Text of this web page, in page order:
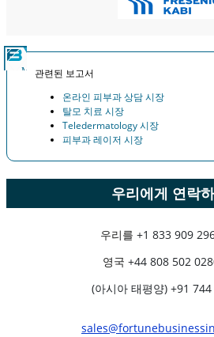
관련된 보고서
온라인 피부과 상담 시장
탈모 치료 시장
Teledermatology 시장
피부과 레이저 시장
우리에게 연락
우리를 +1 833 909
영국 +44 808 502
(아시아 태평양) +91